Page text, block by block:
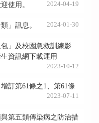
使用。
2024-04-19
」訊息。 2024-01-30
」及校園急救訓練影
資訊網下載運用
2023-10-12
訂第61條之1、第61條
2023-07-11
第五類傳染病之防治措